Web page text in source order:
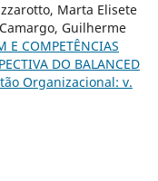
Marta Elisete
Guilherme
E COMPETÊNCIAS
DO BALANCED
Organizacional: v.